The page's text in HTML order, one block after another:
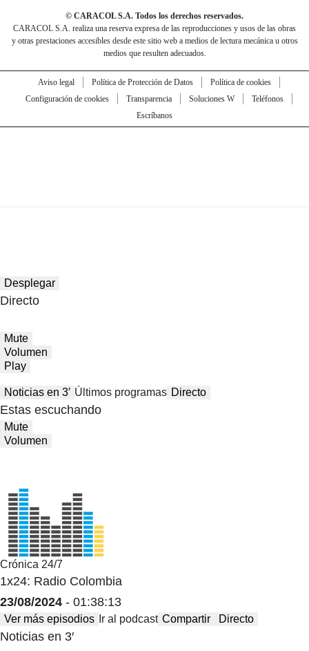
© CARACOL S.A. Todos los derechos reservados.
CARACOL S.A. realiza una reserva expresa de las reproducciones y usos de las obras
y otras prestaciones accesibles desde este sitio web a medios de lectura mecánica u otros
medios que resulten adecuados.
Aviso legal Política de Protección de Datos
Política de cookies
Configuración de cookies
Transparencia Soluciones W
Teléfonos
Escríbanos
Desplegar
Directo
Mute
Volumen
Play
Noticias en 3′ Últimos programas Directo
Estas escuchando
Mute
Volumen
Crónica 24/7
1x24: Radio Colombia
23/08/2024 - 01:38:13
Ver más episodios Ir al podcast Compartir Directo
Noticias en 3′